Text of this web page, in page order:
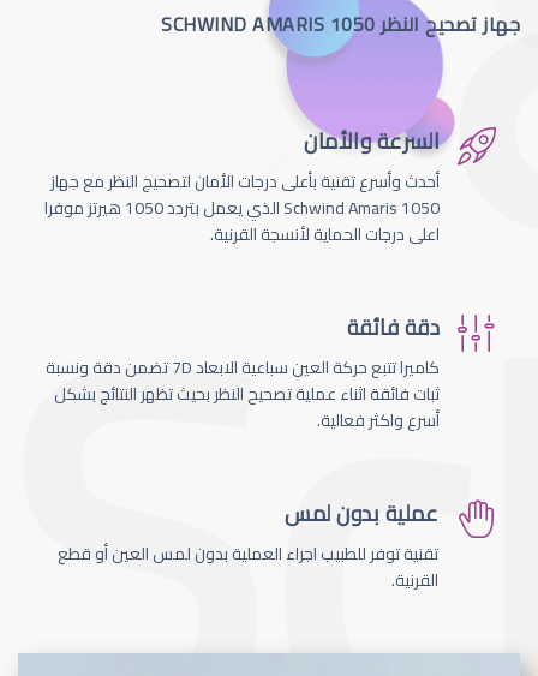
جهاز تصحيح النظر SCHWIND AMARIS 1050
السرعة والأمان
أحدث وأسرع تقنية بأعلى درجات الأمان لتصحيج النظر مع جهاز
Schwind Amaris 1050 الذي يعمل بتردد 1050 هيرتز موفرا
اعلى درجات الحماية لأنسجة القرنية.
دقة فائقة
كاميرا تتبع حركة العين سباعية الابعاد 7D تضمن دقة ونسبة
ثبات فائقة اثناء عملية تصحيح النظر بحيث تظهر النتائج بشكل
أسرع واكثر فعالية.
عملية بدون لمس
تقنية توفر للطبيب اجراء العملية بدون لمس العين أو قطع
القرنية.